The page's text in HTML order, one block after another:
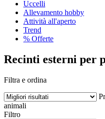
Uccelli
Allevamento hobby
Attività all'aperto
Trend
% Offerte
Recinti esterni per
Filtra e ordina
animali
Filtro